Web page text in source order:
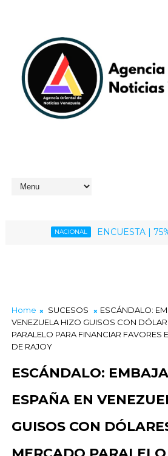
NACIONAL ENCUESTA | 75% de
Home SUCESOS
ESCÁNDALO:
VENEZUELA HIZO GUISOS CON
PARALELO PARA FINANCIAR FAVORES
DE RAJOY
ESCÁNDALO:
ESPAÑA EN
GUISOS CON